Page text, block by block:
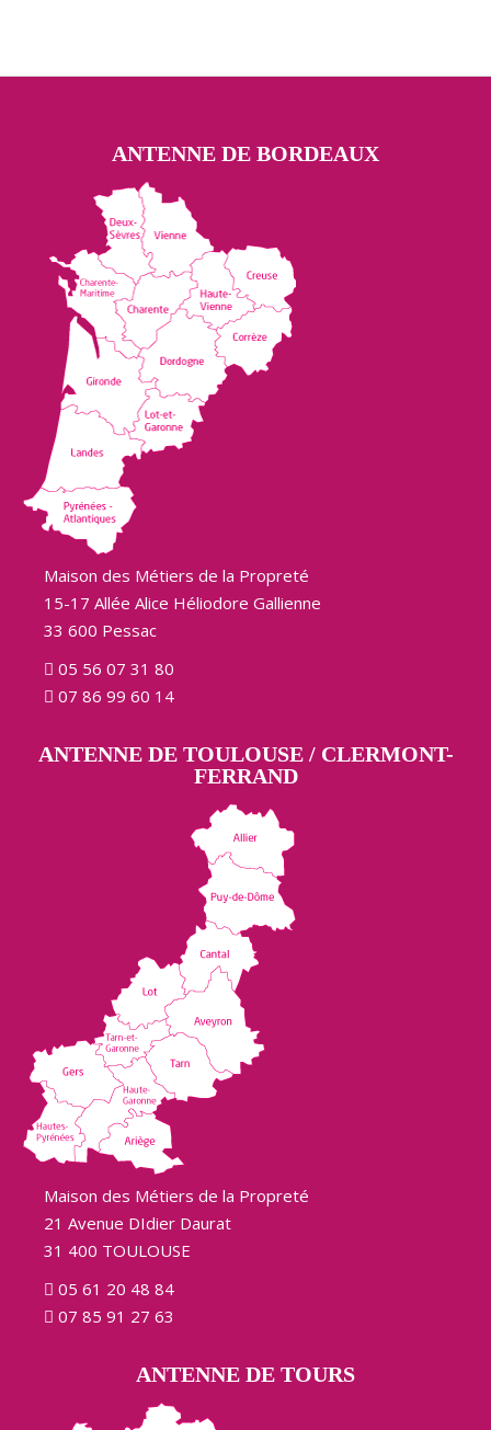
ANTENNE DE BORDEAUX
Maison des Métiers de la Propreté
15-17 Allée Alice Héliodore Gallienne
33 600 Pessac
05 56 07 31 80
07 86 99 60 14
ANTENNE DE TOULOUSE / CLERMONT-
FERRAND
Maison des Métiers de la Propreté
21 Avenue DIdier Daurat
31 400 TOULOUSE
05 61 20 48 84
07 85 91 27 63
ANTENNE DE TOURS